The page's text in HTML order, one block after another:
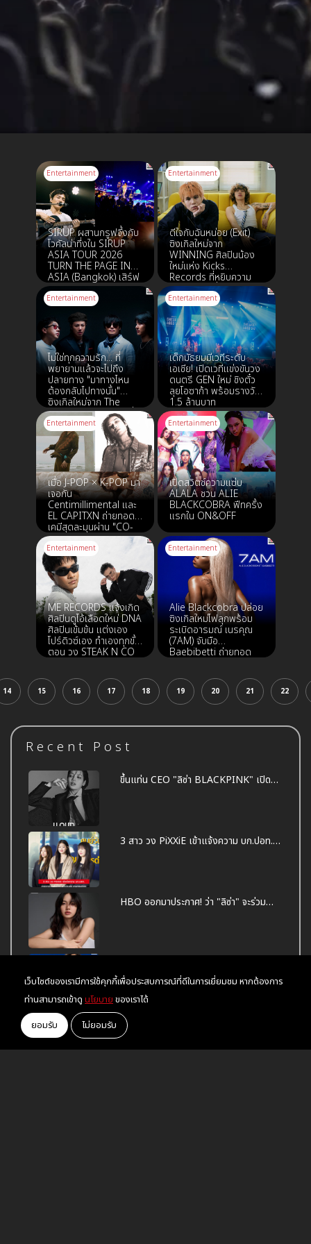
Entertainment
SIRUP ผสานกรูฟจึ้งกับ
โวคัลน่าทึ่งใน SIRUP
ASIA TOUR 2026
TURN THE PAGE IN
ASIA (Bangkok) เสิร์ฟ
2 เซอร์ไพรส์ไทยแลนด์
โอนลี่ ดีต่อใจจนผู้ชมไม่
อยากกลับ
Entertainment
ดีใจกับฉันหน่อย (Exit)
ซิงเกิลใหม่จาก
WINNING ศิลปินน้อง
ใหม่แห่ง Kicks
Records ที่หยิบความ
รู้สึกของคนซึ่งใช้เวลา
ค่อย ๆ เยียวยาหัวใจ จน
ในที่สุดก็เดินออกจาก
ความสัมพันธ์เดิมได้
Entertainment
ไม่ใช่ทุกความรัก... ที่
พยายามแล้วจะไปถึง
ปลายทาง "มาทางไหน
ต้องกลับไปทางนั้น"
ซิงเกิลใหม่จาก The
Mousses เพลงร็อกที่
คนกำลังไปต่อไม่ได้ต้อง
ฟัง
Entertainment
เด็กมัธยมมีเวทีระดับ
เอเชีย! เปิดเวทีแข่งขันวง
ดนตรี GEN ใหม่ ชิงตั๋ว
ลุยโอซาก้า พร้อมรางวัล
1.5 ล้านบาท
Entertainment
เมื่อ J-POP × K-POP มา
เจอกัน
Centimillimental และ
EL CAPITXN ถ่ายทอด
เคมีสุดละมุนผ่าน "CO-
WRITE"
Entertainment
เปิดสวิตช์ความแซ่บ
ALALA ชวน ALIE
BLACKCOBRA ฟีทครั้ง
แรกใน ON&OFF
Entertainment
ME RECORDS แจ้งเกิด
ศิลปินดูโอ้เลือดใหม่ DNA
ศิลปินเข้มข้น แต่งเอง
โปร์ดิวซ์เอง ทำเองทุกขั้น
ตอน วง STEAK N CO
Entertainment
Alie Blackcobra ปล่อย
ซิงเกิลใหม่ไฟลุกพร้อม
ระเบิดอารมณ์ เนรคุณ
(7AM) จับมือ
Baebibetti ถ่ายทอด
14 15 16 17 18 19 20 21 22
Recent Post
ขึ้นแท่น CEO "ลิซ่า BLACKPINK" เปิด
3 สาว วง PiXXiE เข้าแจ้งความ บก.ปอท.
HBO ออกมาประกาศ! ว่า "ลิซ่า" จะร่วม
แฟนลูกครึ่ง จบรัก 5 ปี
ทุกด้อมรวมพลังโหวต "แมนสรวง" จาก
เว็บไซต์ของเรามีการใช้คุกกี้เพื่อประสบการณ์ที่ดีในการเยี่ยมชม หากต้องการ
ท่านสามารถเข้าดู นโยบายของเราได้
ยอมรับ
ไม่ยอมรับ